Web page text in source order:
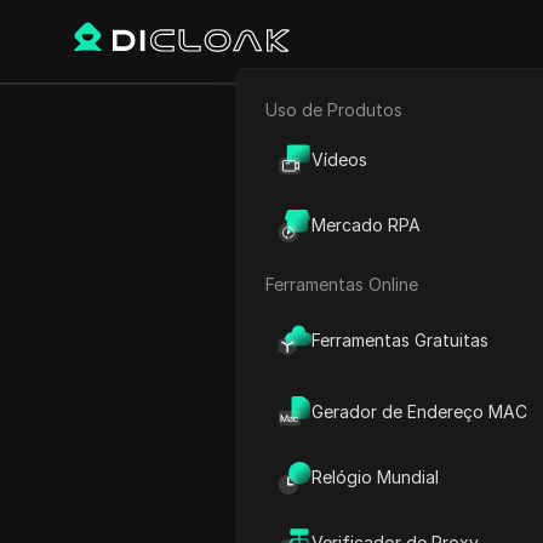
E-commerce
Uso de Produtos
Vídeos
Mercado RPA
Ferramentas Online
Ferramentas Gratuitas
Gerador de Endereço MAC
Relógio Mundial
Voltar
As
No mundo em constante
várias contas, ter as
profissional de marketing